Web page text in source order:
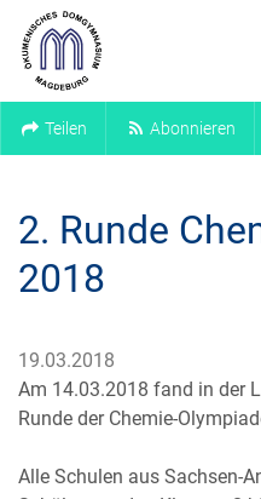
Teilen Abonnieren
2. Runde
2018
19.03.2018
Am 14.03.2018 fand in der
Runde der Chemie-
Alle Schulen aus Sachsen-